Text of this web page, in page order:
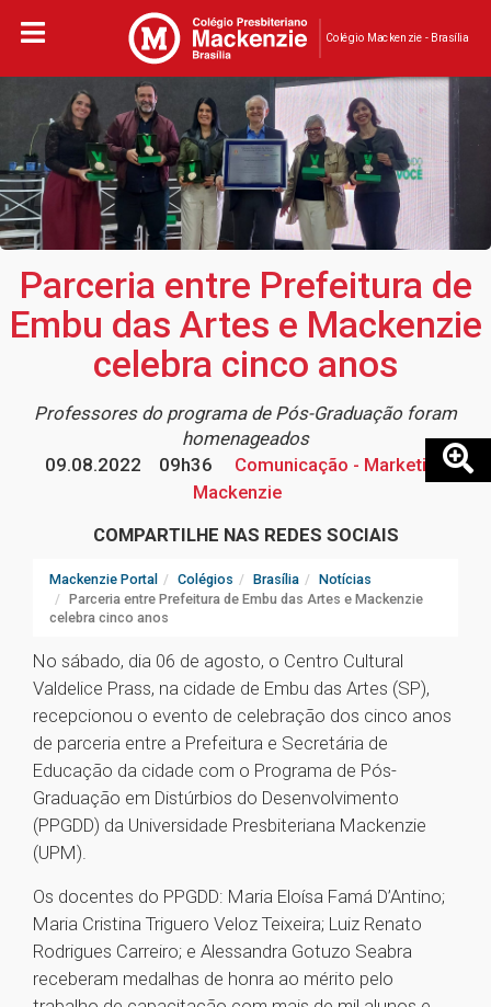
Colégio Mackenzie - Brasília
Parceria entre Prefeitura de
Embu das Artes e Mackenzie
celebra cinco anos
Professores do programa de Pós-Graduação foram
homenageados
09.08.2022
09h36
Comunicação - Marketing
Mackenzie
COMPARTILHE NAS REDES SOCIAIS
Mackenzie Portal Colégios Brasília
Notícias
Parceria entre Prefeitura de Embu das Artes e Mackenzie
celebra cinco anos
No sábado, dia 06 de agosto, o Centro Cultural
Valdelice Prass, na cidade de Embu das Artes (SP),
recepcionou o evento de celebração dos cinco anos
de parceria entre a Prefeitura e Secretária de
Educação da cidade com o Programa de Pós-
Graduação em Distúrbios do Desenvolvimento
(PPGDD) da Universidade Presbiteriana Mackenzie
(UPM).
Os docentes do PPGDD: Maria Eloísa Famá D’Antino;
Maria Cristina Triguero Veloz Teixeira; Luiz Renato
Rodrigues Carreiro; e Alessandra Gotuzo Seabra
receberam medalhas de honra ao mérito pelo